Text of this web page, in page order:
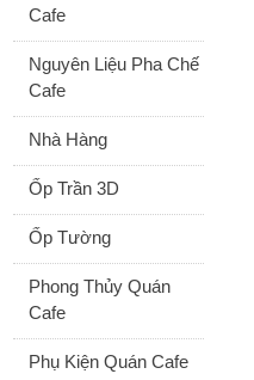
Cafe
Nguyên Liệu Pha Chế
Cafe
Nhà Hàng
Ốp Trần 3D
Ốp Tường
Phong Thủy Quán
Cafe
Phụ Kiện Quán Cafe